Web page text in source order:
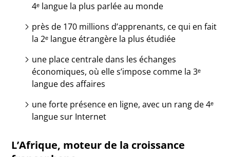
4ᵉ langue la plus parlée au monde
près de 170 millions d’apprenants, ce qui en fait
la 2ᵉ langue étrangère la plus étudiée
une place centrale dans les échanges
économiques, où elle s’impose comme la 3ᵉ
langue des affaires
une forte présence en ligne, avec un rang de 4ᵉ
langue sur Internet
L’Afrique, moteur de la croissance